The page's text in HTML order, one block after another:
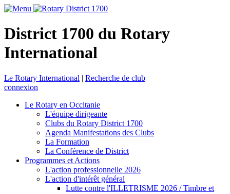
District 1700 du Rotary
International
Le Rotary International | Recherche de club
connexion
Le Rotary en Occitanie
L'équipe dirigeante
Clubs du Rotary District 1700
Agenda Manifestations des Clubs
La Formation
La Conférence de District
Programmes et Actions
L'action professionnelle 2026
L'action d'intérêt général
Lutte contre l'ILLETRISME 2026 / Timbre et